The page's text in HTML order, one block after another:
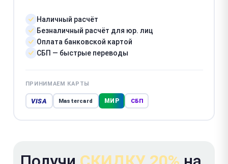
Наличный расчёт
Безналичный расчёт для юр. лиц
Оплата банковской картой
СБП — быстрые переводы
ПРИНИМАЕМ КАРТЫ
VISA Mastercard МИР СБП